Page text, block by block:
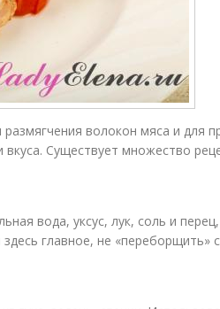
волокон мяса и для
Существует множество
вода, уксус, лук, соль и
главное, не «переборщить»